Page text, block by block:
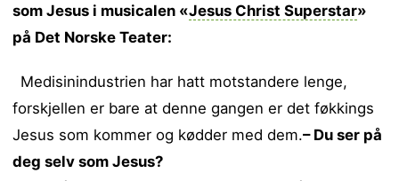
som Jesus i musicalen «Jesus Christ Superstar»
på Det Norske Teater:
Medisinindustrien har hatt motstandere lenge,
forskjellen er bare at denne gangen er det føkkings
Jesus som kommer og kødder med dem.– Du ser på
deg selv som Jesus?